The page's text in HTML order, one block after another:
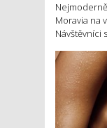
Moravia na
Návštěvníci